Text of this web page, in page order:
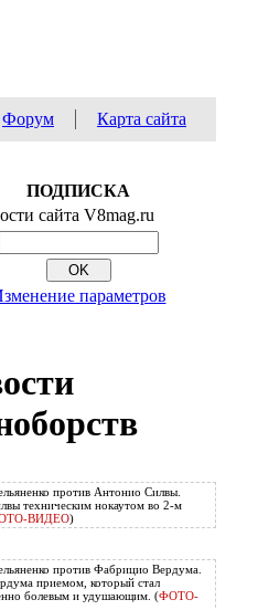
Форум Карта сайта
ПОДПИСКА
сайта V8mag.ru
параметров
против Антонио Силвы.
техническим нокаутом во 2-м
ВИДЕО)
против Фабрицио Вердума.
приемом, который стал
болевым и удушающим. (ФОТО-